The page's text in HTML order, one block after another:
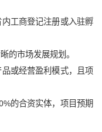
工商登记注册或入驻孵
市场发展规划。
或经营盈利模式，且项
的合资实体，项目预期